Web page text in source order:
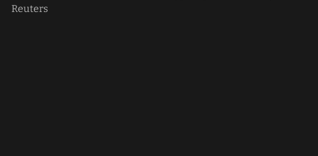
Reuters